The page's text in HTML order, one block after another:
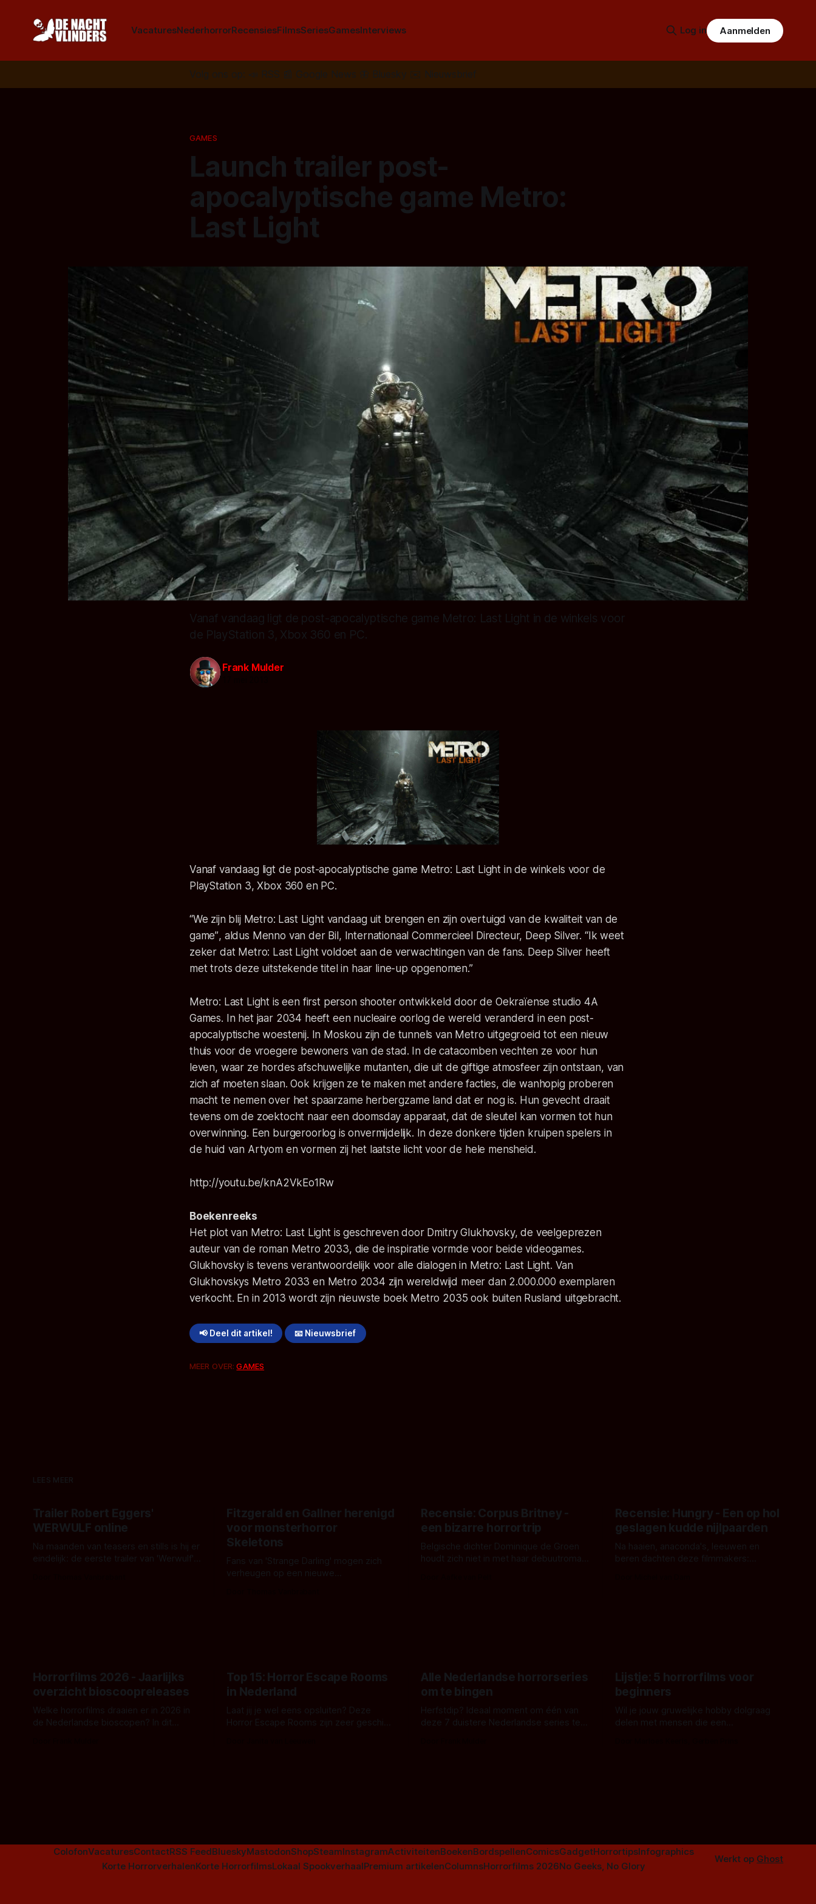
VacaturesNederhorrorRecensiesFilmsSeriesGamesInterviews Log in Aanmelden
Volg ons op: 📣 RSS 📰 Google News 🦋 Bluesky ✉️ Nieuwsbrief
GAMES
Launch trailer post-
apocalyptische game Metro:
Last Light
Vanaf vandaag ligt de post-apocalyptische game Metro: Last Light in de winkels voor
de PlayStation 3, Xbox 360 en PC.
Frank Mulder
Vanaf vandaag ligt de post-apocalyptische game Metro: Last Light in de winkels voor de
PlayStation 3, Xbox 360 en PC.
“We zijn blij Metro: Last Light vandaag uit brengen en zijn overtuigd van de kwaliteit van de
game”, aldus Menno van der Bil, Internationaal Commercieel Directeur, Deep Silver. “Ik weet
zeker dat Metro: Last Light voldoet aan de verwachtingen van de fans. Deep Silver heeft
met trots deze uitstekende titel in haar line-up opgenomen.”
Metro: Last Light is een first person shooter ontwikkeld door de Oekraïense studio 4A
Games. In het jaar 2034 heeft een nucleaire oorlog de wereld veranderd in een post-
apocalyptische woestenij. In Moskou zijn de tunnels van Metro uitgegroeid tot een nieuw
thuis voor de vroegere bewoners van de stad. In de catacomben vechten ze voor hun
leven, waar ze hordes afschuwelijke mutanten, die uit de giftige atmosfeer zijn ontstaan, van
zich af moeten slaan. Ook krijgen ze te maken met andere facties, die wanhopig proberen
macht te nemen over het spaarzame herbergzame land dat er nog is. Hun gevecht draait
tevens om de zoektocht naar een doomsday apparaat, dat de sleutel kan vormen tot hun
overwinning. Een burgeroorlog is onvermijdelijk. In deze donkere tijden kruipen spelers in
de huid van Artyom en vormen zij het laatste licht voor de hele mensheid.
http://youtu.be/knA2VkEo1Rw
Boekenreeks
Het plot van Metro: Last Light is geschreven door Dmitry Glukhovsky, de veelgeprezen
auteur van de roman Metro 2033, die de inspiratie vormde voor beide videogames.
Glukhovsky is tevens verantwoordelijk voor alle dialogen in Metro: Last Light. Van
Glukhovskys Metro 2033 en Metro 2034 zijn wereldwijd meer dan 2.000.000 exemplaren
verkocht. En in 2013 wordt zijn nieuwste boek Metro 2035 ook buiten Rusland uitgebracht.
📢 Deel dit artikel! 📧 Nieuwsbrief
MEER OVER:GAMES
LEES MEER
Trailer Robert Eggers'
WERWULF online
Na maanden van teasers en stills is hij er
eindelijk: de eerste trailer van 'Werwulf'.
Fitzgerald en Gallner herenigd
voor monsterhorror
Skeletons
Fans van 'Strange Darling' mogen zich
verheugen op een nieuwe
Recensie: Corpus Britney -
een bizarre horrortrip
Belgische dichter Dominique de Groen
houdt zich niet in met haar debuutroman.
Recensie: Hungry - Een op hol
geslagen kudde nijlpaarden
Na haaien, anaconda's, leeuwen en
beren dachten deze filmmakers:
Horrorfilms 2026 - Jaarlijks
overzicht bioscoopreleases
Welke horrorfilms draaien er in 2026 in
de Nederlandse bioscopen? In dit
Top 15: Horror Escape Rooms
in Nederland
Laat jij je wel eens opsluiten? Deze
Horror Escape Rooms zijn zeer geschikt
Alle Nederlandse horrorseries
om te bingen
Herfstdip? Ideaal moment om één van
deze 7 duistere Nederlandse series te
Lijstje: 5 horrorfilms voor
beginners
Wil je jouw gruwelijke hobby dolgraag
delen met mensen die een
ColofonVacaturesContactRSS FeedBlueskyMastodonShopSteamInstagramActiviteitenBoekenBordspellenComicsGadgetHorrortipsInfographics
Korte HorrorverhalenKorte HorrorfilmsLokaal SpookverhaalPremium artikelenColumnsHorrorfilms 2026No Geeks, No Glory
Werkt op Ghost